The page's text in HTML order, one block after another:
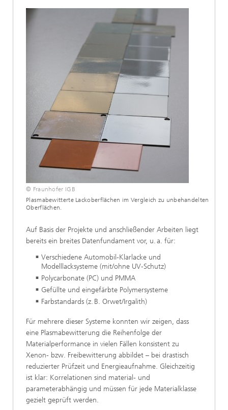
© Fraunhofer IGB
Plasmabewitterte Lackoberflächen im Ver­gleich zu unbehandelten
Oberflächen.
Auf Basis der Projekte und anschließender Arbeiten liegt
bereits ein breites Datenfundament vor, u. a. für:
Verschiedene Automobil-Klarlacke und
Modelllacksysteme (mit/ohne UV-Schutz)
Polycarbonate (PC) und PMMA
Gefüllte und eingefärbte Polymersysteme
Farbstandards (z. B. Orwet/Irgalith)
Für mehrere dieser Systeme konnten wir zeigen, dass
eine Plasmabewitterung die Reihenfolge der
Materialperformance in vielen Fällen konsistent zu
Xenon- bzw. Freibewitterung abbildet – bei drastisch
reduzierter Prüfzeit und Energieaufnahme. Gleichzeitig
ist klar: Korrelationen sind material- und
parameterabhängig und müssen für jede Materialklasse
gezielt geprüft werden.